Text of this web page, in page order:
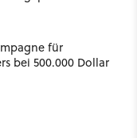
für
bei 500.000 Dollar